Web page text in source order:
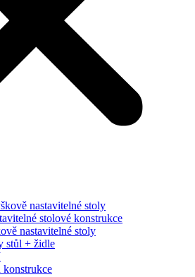
nastavitelné stoly
stolové konstrukce
nastavitelné stoly
stůl + židle
konstrukce